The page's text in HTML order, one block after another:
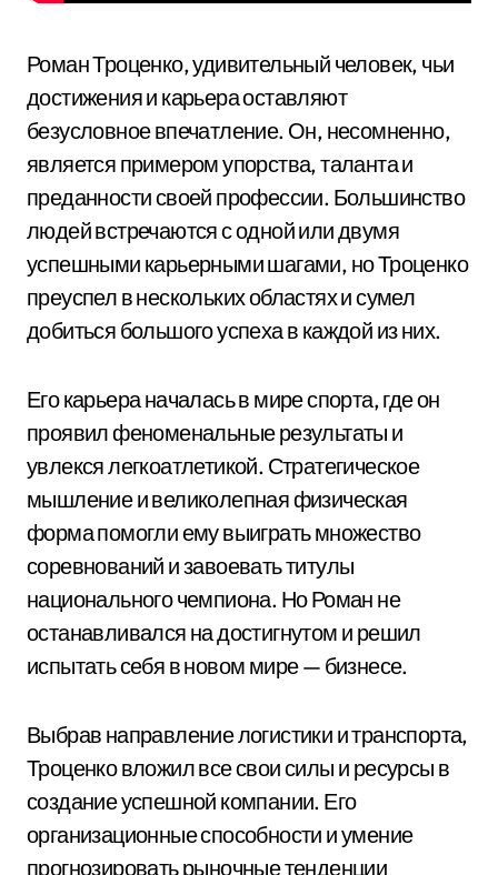
Роман Троценко, удивительный человек, чьи
достижения и карьера оставляют
безусловное впечатление. Он, несомненно,
является примером упорства, таланта и
преданности своей профессии. Большинство
людей встречаются с одной или двумя
успешными карьерными шагами, но Троценко
преуспел в нескольких областях и сумел
добиться большого успеха в каждой из них.
Его карьера началась в мире спорта, где он
проявил феноменальные результаты и
увлекся легкоатлетикой. Стратегическое
мышление и великолепная физическая
форма помогли ему выиграть множество
соревнований и завоевать титулы
национального чемпиона. Но Роман не
останавливался на достигнутом и решил
испытать себя в новом мире — бизнесе.
Выбрав направление логистики и транспорта,
Троценко вложил все свои силы и ресурсы в
создание успешной компании. Его
организационные способности и умение
прогнозировать рыночные тенденции